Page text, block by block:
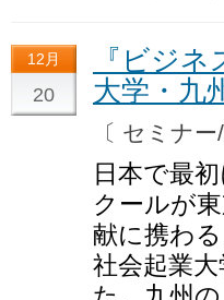
12月
20
『ビジ
大学・九
〔 セミナ
日本で最
クールが
献に携わ
社会起業